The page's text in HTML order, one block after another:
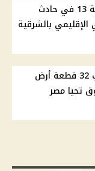
بالأسماء.. مصرع طفل وإصابة 13 في حادث
بالشرقية
توفيق عكاشة يطالب بسحب 32 قطعة أرض
تحيا مصر